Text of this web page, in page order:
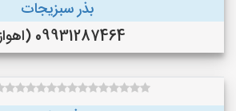
بذر سبزیجات
09931287464 (اهواز )